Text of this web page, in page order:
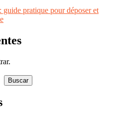
pratique pour déposer et
Buscar